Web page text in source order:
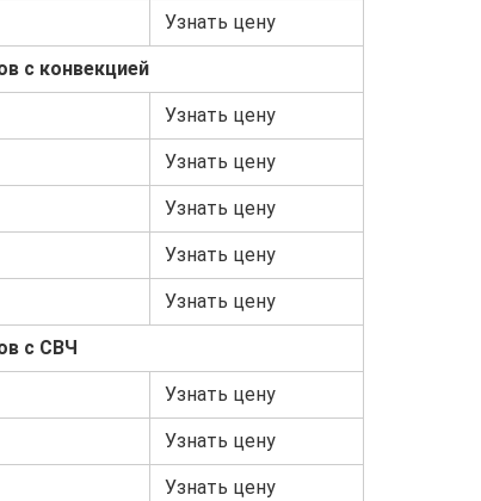
Узнать цену
с конвекцией
Узнать цену
Узнать цену
Узнать цену
Узнать цену
Узнать цену
с СВЧ
Узнать цену
Узнать цену
Узнать цену